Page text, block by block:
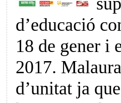
d’educació
18 de gener i
2017.
d’unitat ja